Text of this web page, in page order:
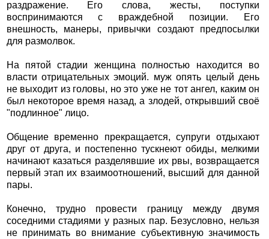
раздражение. Его слова, жесты, поступки
воспринимаются с враждебной позиции. Его
внешность, манеры, привычки создают предпосылки
для размолвок.
На пятой стадии женщина полностью находится во
власти отрицательных эмоций. муж опять целый день
не выходит из головы, но это уже не тот ангел, каким он
был некоторое время назад, а злодей, открывший своё
"подлинное" лицо.
Общение временно прекращается, супруги отдыхают
друг от друга, и постепенно тускнеют обиды, мелкими
начинают казаться разделявшие их рвы, возвращается
первый этап их взаимоотношений, высший для данной
пары.
Конечно, трудно провести границу между двумя
соседними стадиями у разных пар. Безусловно, нельзя
не принимать во внимание субъективную значимость